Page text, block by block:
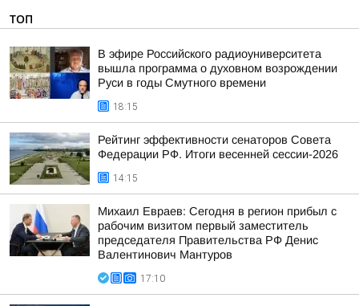
ТОП
В эфире Российского радиоуниверситета
вышла программа о духовном возрождении
Руси в годы Смутного времени
18:15
Рейтинг эффективности сенаторов Совета
Федерации РФ. Итоги весенней сессии-2026
14:15
Михаил Евраев: Сегодня в регион прибыл с
рабочим визитом первый заместитель
председателя Правительства РФ Денис
Валентинович Мантуров
17:10